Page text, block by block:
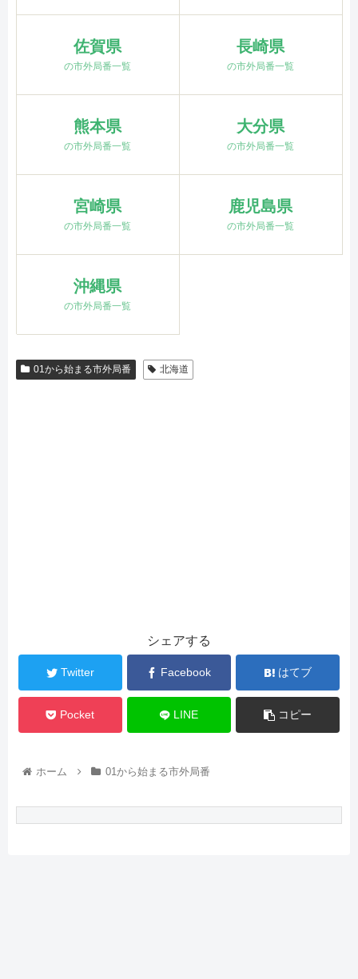
佐賀県
の市外局番一覧
長崎県
の市外局番一覧
熊本県
の市外局番一覧
大分県
の市外局番一覧
宮崎県
の市外局番一覧
鹿児島県
の市外局番一覧
沖縄県
の市外局番一覧
01から始まる市外局番 北海道
シェアする
Twitter Facebook はてブ
Pocket LINE コピー
ホーム 01から始まる市外局番